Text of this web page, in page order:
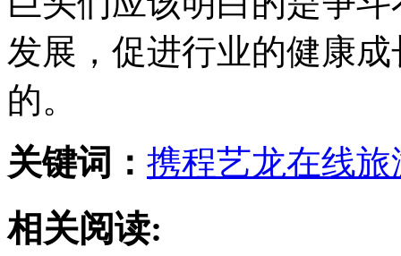
发展，促进行业的健康
的。
关键词： 携程艺龙在线旅
相关阅读: